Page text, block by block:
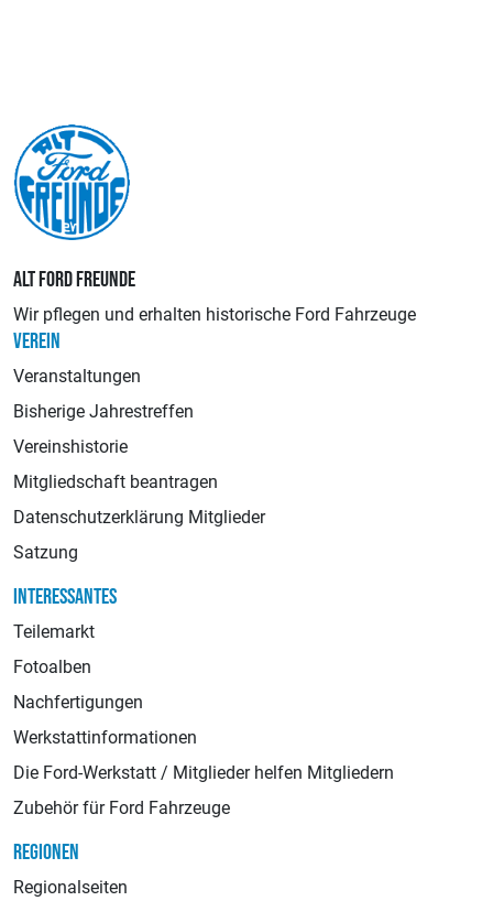
ALT FORD FREUNDE
Wir pflegen und erhalten historische Ford Fahrzeuge
VEREIN
Veranstaltungen
Bisherige Jahrestreffen
Vereinshistorie
Mitgliedschaft beantragen
Datenschutzerklärung Mitglieder
Satzung
INTERESSANTES
Teilemarkt
Fotoalben
Nachfertigungen
Werkstattinformationen
Die Ford-Werkstatt / Mitglieder helfen Mitgliedern
Zubehör für Ford Fahrzeuge
REGIONEN
Regionalseiten